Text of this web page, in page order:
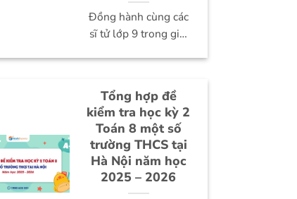
Đồng hành cùng các
sĩ tử lớp 9 trong giai
Tổng hợp đề
kiểm tra học kỳ 2
Toán 8 một số
trường THCS tại
Hà Nội năm học
2025 – 2026